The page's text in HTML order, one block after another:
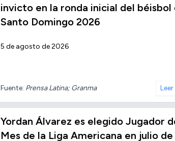
invicto en la ronda inicial del béisbol
Santo Domingo 2026
5 de agosto de 2026
Fuente: Prensa Latina; Granma
Yordan Álvarez es elegido Jugador
Mes de la Liga Americana en julio de